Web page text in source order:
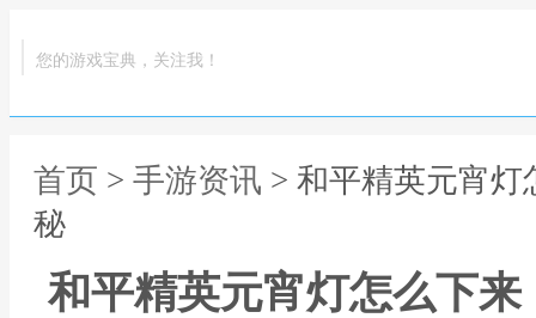
您的游戏宝典，关注我！
首页 > 手游资讯 > 和平精英元宵
秘
和平精英元宵灯怎么下